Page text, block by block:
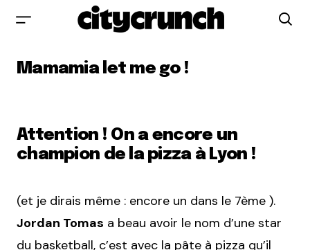
Mamamia let me go !
Attention ! On a encore un
champion de la pizza à Lyon !
(et je dirais même : encore un dans le 7ème ).
Jordan Tomas a beau avoir le nom d’une star
du basketball, c’est avec la pâte à pizza qu’il